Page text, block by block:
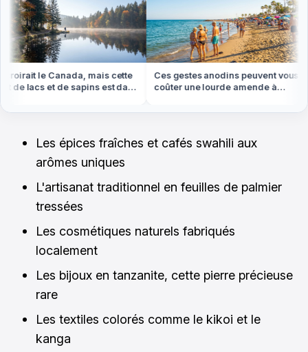
le Canada, mais cette
lacs et de sapins est dans
Ces gestes anodins peuvent vous
coûter une lourde amende à
Les épices fraîches et cafés swahili aux
arômes uniques
L'artisanat traditionnel en feuilles de palmier
tressées
Les cosmétiques naturels fabriqués
localement
Les bijoux en tanzanite, cette pierre précieuse
rare
Les textiles colorés comme le kikoi et le
kanga